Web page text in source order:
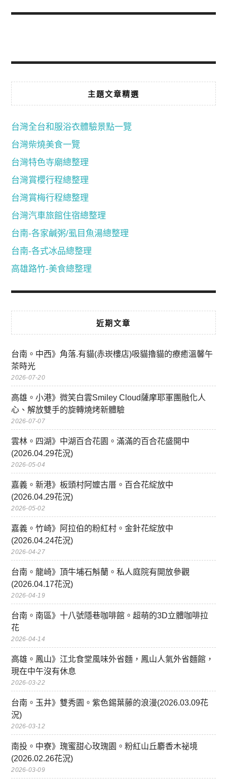
主題文章精選
台灣全台和服浴衣體驗景點一覽
台灣柴燒美食一覽
台灣特色寺廟總整理
台灣賞櫻行程總整理
台灣賞梅行程總整理
台灣汽車旅館住宿總整理
台南-各家鹹粥/虱目魚湯總整理
台南-各式冰品總整理
高雄路竹-美食總整理
近期文章
台南。中西》角落.有貓(赤崁樓店)吸貓擼貓的療癒溫馨午
茶時光
2026-07-20
高雄。小港》微笑白雲Smiley Cloud薩摩耶軍團融化人
心、解放雙手的旋轉燒烤新體驗
2026-07-07
雲林。四湖》中湖百合花園。滿滿的百合花盛開中
(2026.04.29花況)
2026-05-04
嘉義。新港》板頭村阿嬤古厝。百合花綻放中
(2026.04.29花況)
2026-05-02
嘉義。竹崎》阿拉伯的粉紅村。金針花綻放中
(2026.04.24花況)
2026-04-27
台南。龍崎》頂牛埔石斛蘭。私人庭院有開放參觀
(2026.04.17花況)
2026-04-19
台南。南區》十八號隱巷咖啡館。超萌的3D立體咖啡拉
花
2026-04-14
高雄。鳳山》江北食堂風味外省麵，鳳山人氣外省麵館，
現在中午沒有休息
2026-03-22
台南。玉井》雙秀園。紫色錫葉藤的浪漫(2026.03.09花
況)
2026-03-12
南投。中寮》瑰蜜甜心玫瑰園。粉紅山丘麝香木祕境
(2026.02.26花況)
2026-03-09